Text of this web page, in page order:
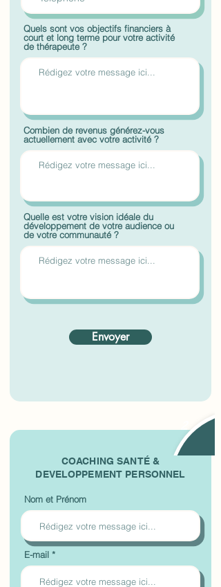
Quels sont vos objectifs financiers à
court et long terme pour votre activité
de thérapeute ?
Combien de revenus générez-vous
actuellement avec votre activité ?
Quelle est votre vision idéale du
développement de votre audience ou
de votre communauté ?
Envoyer
COACHING SANTÉ &
DEVELOPPEMENT PERSONNEL
Nom et Prénom
E-mail
2